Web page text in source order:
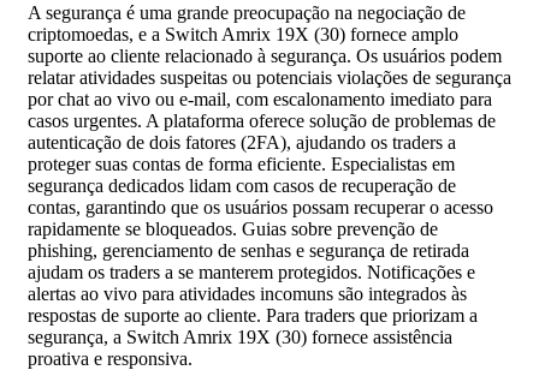
A segurança é uma grande preocupação na negociação de
criptomoedas, e a Switch Amrix 19X (30) fornece amplo
suporte ao cliente relacionado à segurança. Os usuários podem
relatar atividades suspeitas ou potenciais violações de segurança
por chat ao vivo ou e-mail, com escalonamento imediato para
casos urgentes. A plataforma oferece solução de problemas de
autenticação de dois fatores (2FA), ajudando os traders a
proteger suas contas de forma eficiente. Especialistas em
segurança dedicados lidam com casos de recuperação de
contas, garantindo que os usuários possam recuperar o acesso
rapidamente se bloqueados. Guias sobre prevenção de
phishing, gerenciamento de senhas e segurança de retirada
ajudam os traders a se manterem protegidos. Notificações e
alertas ao vivo para atividades incomuns são integrados às
respostas de suporte ao cliente. Para traders que priorizam a
segurança, a Switch Amrix 19X (30) fornece assistência
proativa e responsiva.